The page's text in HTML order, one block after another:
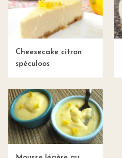
Cheesecake citron
spéculoos